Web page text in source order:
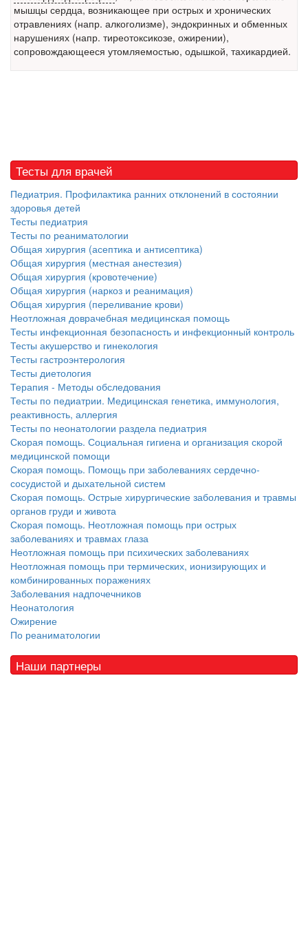
Местная анестезия развивает кардиотоксичность
Федеральная служба по
надзору в сфере
здравоохранения озвучила
Закон о праве родителей находиться с детьми в
реанимации внесен в Госдуму
рассмотрение. Суть его
заключается в
родителей в
больничной палате
бесплатно, в течении всего срока лечения...
мышцы сердца, возникающее при острых и хронических
отравлениях (напр. алкоголизме), эндокринных и обменных
нарушениях (напр. тиреотоксикозе, ожирении),
сопровождающееся утомляемостью, одышкой, тахикардией.
Тесты для врачей
Педиатрия. Профилактика ранних отклонений в состоянии
здоровья детей
Тесты педиатрия
Тесты по реаниматологии
Общая хирургия (асептика и антисептика)
Общая хирургия (местная анестезия)
Общая хирургия (кровотечение)
Общая хирургия (наркоз и реанимация)
Общая хирургия (переливание крови)
Неотложная доврачебная медицинская помощь
Тесты инфекционная безопасность и инфекционный контроль
Тесты акушерство и гинекология
Тесты гастроэнтерология
Тесты диетология
Терапия - Методы обследования
Тесты по педиатрии. Медицинская генетика, иммунология,
реактивность, аллергия
Тесты по неонатологии раздела педиатрия
Скорая помощь. Социальная гигиена и организация скорой
медицинской помощи
Скорая помощь. Помощь при заболеваниях сердечно-
сосудистой и дыхательной систем
Скорая помощь. Острые хирургические заболевания и травмы
органов груди и живота
Скорая помощь. Неотложная помощь при острых
заболеваниях и травмах глаза
Неотложная помощь при психических заболеваниях
Неотложная помощь при термических, ионизирующих и
комбинированных поражениях
Заболевания надпочечников
Неонатология
Ожирение
По реаниматологии
Наши партнеры